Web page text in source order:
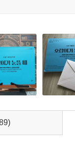
윤하 작가는 편견과
로서 겪은 경험이
때문에 정체성을 숨
은 젠더의 이분법
새로운 세계에 대
한국에서 보내며,
에서 펼쳐지는 미
이가 눈뜰 때』 출